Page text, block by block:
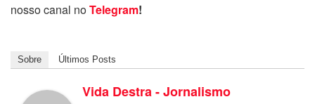
nosso canal noTelegram!
Sobre Últimos Posts
Vida Destra - Jornalismo